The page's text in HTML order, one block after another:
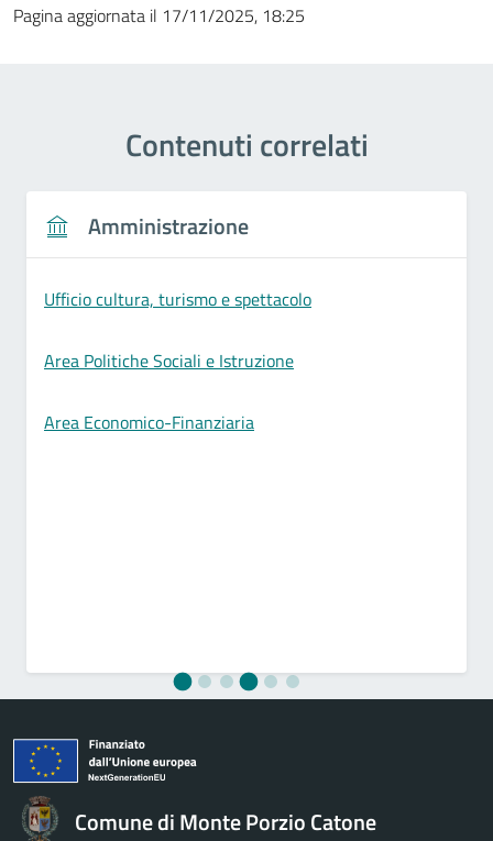
Pagina aggiornata il 17/11/2025, 18:25
Contenuti correlati
Amministrazione
Ufficio cultura, turismo e spettacolo
Area Politiche Sociali e Istruzione
Area Economico-Finanziaria
Comune di Monte Porzio Catone